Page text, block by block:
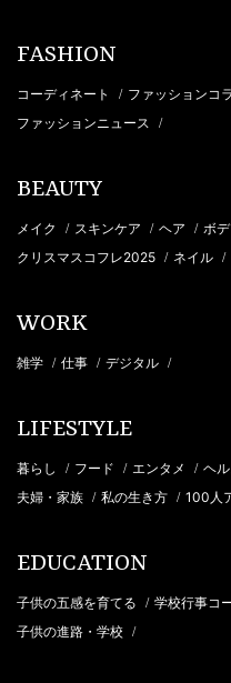
FASHION
コーディネート / ファッションコ
ファッションニュース /
BEAUTY
メイク / スキンケア / ヘア / ボ
クリスマスコフレ2025 / ネイル /
WORK
雑学 / 仕事 / デジタル /
LIFESTYLE
暮らし / フード / エンタメ / ヘル
夫婦・家族 / 私の生き方 / 100人
EDUCATION
子供の五感を育てる / 学校行事コ
子供の進路・学校 /